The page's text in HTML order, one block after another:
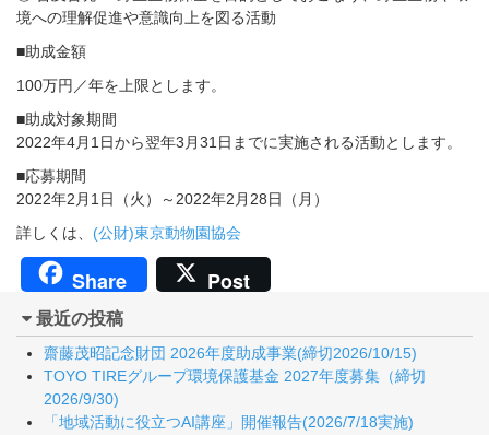
境への理解促進や意識向上を図る活動
■助成金額
100万円／年を上限とします。
■助成対象期間
2022年4月1日から翌年3月31日までに実施される活動とします。
■応募期間
2022年2月1日（火）～2022年2月28日（月）
詳しくは、 (公財)東京動物園協会
Share Post
最近の投稿
齋藤茂昭記念財団 2026年度助成事業(締切2026/10/15)
TOYO TIREグループ環境保護基金 2027年度募集（締切
2026/9/30)
「地域活動に役立つAI講座」開催報告(2026/7/18実施)